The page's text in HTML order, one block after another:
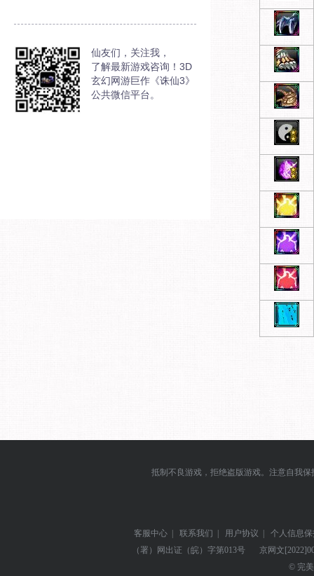
仙友们，关注我，
了解最新游戏咨询！3D
玄幻网游巨作《诛仙3》
公共微信平台。
抵制不良游戏，拒绝盗版游戏。注意自我
客服中心 | 联系我们 | 用户协议 |
个人信息
（署）网出证（皖）字第013号
京网文
© 完美